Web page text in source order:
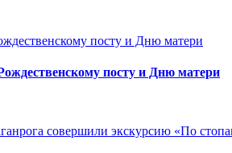
посту и Дню матери